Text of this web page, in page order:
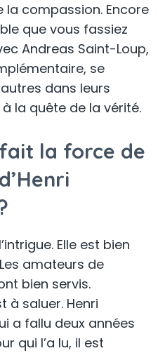
la compassion. Encore
que vous fassiez
Andreas Saint-Loup,
se
dans leurs
la quête de la vérité.
la force de
Elle est bien
amateurs de
bien servis.
à saluer. Henri
a fallu deux années
qui l’a lu, il est